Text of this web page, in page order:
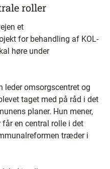
roller
et
for behandling af KOL-
høre under
leder omsorgscentret og
taget med på råd i det
planer. Hun mener,
en central rolle i det
træder i